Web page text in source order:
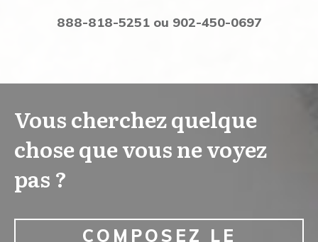
888-818-5251 ou 902-450-0697
Vous cherchez quelque
chose que vous ne voyez
pas ?
COMPOSEZ LE